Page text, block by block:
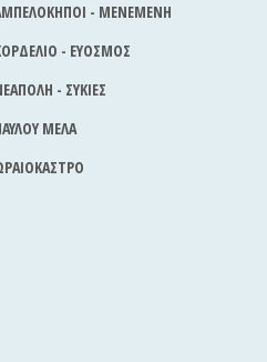
- ΜΕΝΕΜΕΝΗ
- ΕΥΟΣΜΟΣ
- ΣΥΚΙΕΣ
ΜΕΛΑ